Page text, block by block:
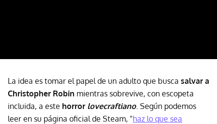
La idea es tomar el papel de un adulto que busca salvar a
Christopher Robin mientras sobrevive, con escopeta
incluida, a este horror lovecraftiano. Según podemos
leer en su página oficial de Steam, "haz lo que sea